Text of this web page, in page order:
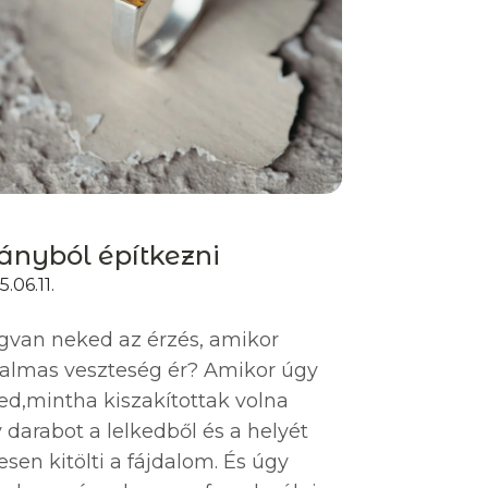
építkezni
neked az érzés, amikor
veszteség ér? Amikor úgy
kiszakítottak volna
darabot a lelkedből és a helyét
kitölti a fájdalom. És úgy